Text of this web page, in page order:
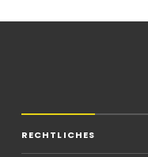
RECHTLICHES